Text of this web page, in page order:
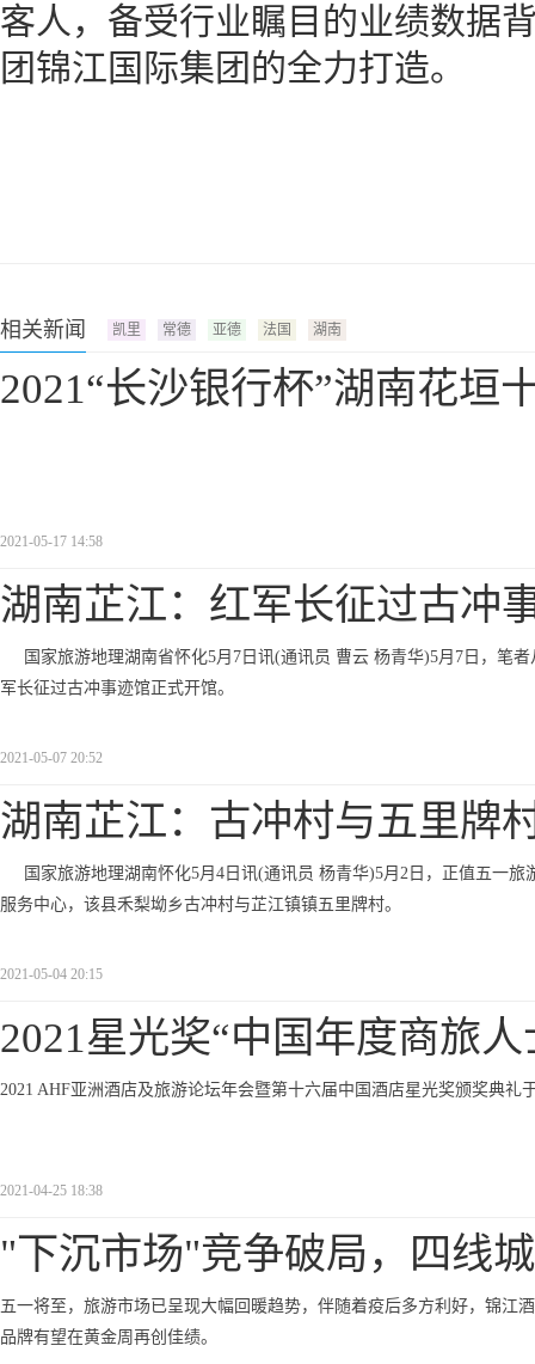
客人，备受行业瞩目的业绩数据
团锦江国际集团的全力打造。
相关新闻 凯里 常德 亚德 法国 湖南
2021“长沙银行杯”湖南花垣
2021-05-17 14:58
湖南芷江：红军长征过古冲
国家旅游地理湖南省怀化5月7日讯(通讯员 曹云 杨青华)5月7日，笔
军长征过古冲事迹馆正式开馆。
2021-05-07 20:52
湖南芷江：古冲村与五里牌
国家旅游地理湖南怀化5月4日讯(通讯员 杨青华)5月2日，正值五一
服务中心，该县禾梨坳乡古冲村与芷江镇镇五里牌村。
2021-05-04 20:15
2021星光奖“中国年度商旅人
2021 AHF亚洲酒店及旅游论坛年会暨第十六届中国酒店星光奖颁奖典礼
2021-04-25 18:38
"下沉市场"竞争破局，四线
五一将至，旅游市场已呈现大幅回暖趋势，伴随着疫后多方利好，锦江
品牌有望在黄金周再创佳绩。